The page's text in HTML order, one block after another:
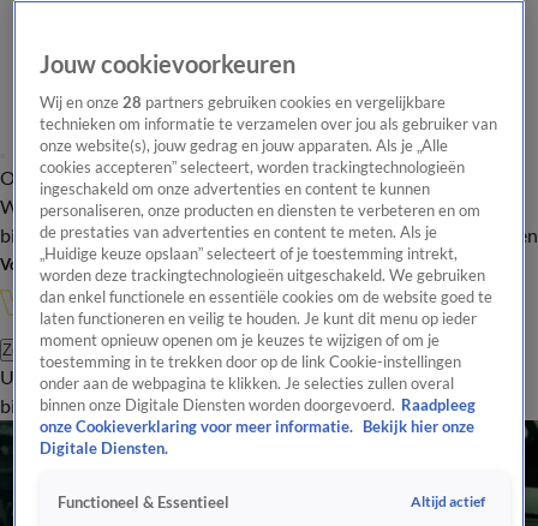
Overzicht Onze programma's Uitzendingen Onze gezichten
In de
WandelgangenInterviewsUitzending
bijwonenPodcastShopVeelgestelde vragenKijkersvraag insturen
Volg Vandaag Inside
Zoeken
UitzendingenVandaag InsideDe OranjezomerShopUitzending
bijwonen
Jouw cookievoorkeuren
Wij en onze28 partners gebruiken cookies en vergelijkbare
technieken om informatie te verzamelen over jou als gebruiker van
onze website(s), jouw gedrag en jouw apparaten. Als je „Alle
cookies accepteren” selecteert, worden trackingtechnologieën
ingeschakeld om onze advertenties en content te kunnen
personaliseren, onze producten en diensten te verbeteren en om
de prestaties van advertenties en content te meten. Als je
„Huidige keuze opslaan” selecteert of je toestemming intrekt,
worden deze trackingtechnologieën uitgeschakeld. We gebruiken
dan enkel functionele en essentiële cookies om de website goed te
laten functioneren en veilig te houden. Je kunt dit menu op ieder
moment opnieuw openen om je keuzes te wijzigen of om je
toestemming in te trekken door op de link Cookie-instellingen
onder aan de webpagina te klikken. Je selecties zullen overal
binnen onze Digitale Diensten worden doorgevoerd. Raadpleeg
onze Cookieverklaring voor meer informatie.
Bekijk hier onze
Digitale Diensten.
Functioneel & Essentieel Altijd actief